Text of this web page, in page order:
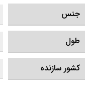
جنس
طول
کشور سازنده